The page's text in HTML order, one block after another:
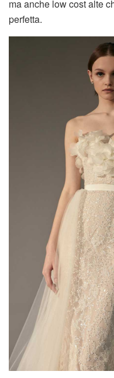
ma anche low cost alte
perfetta.